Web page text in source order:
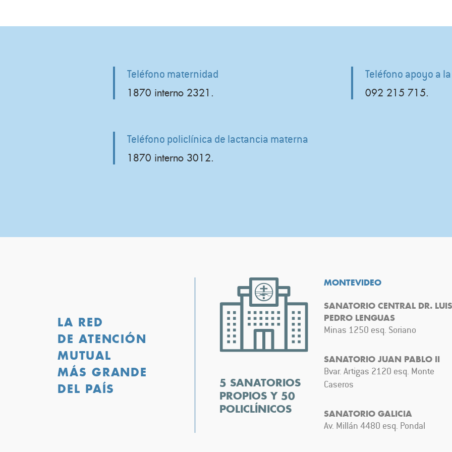
Teléfono maternidad
1870 interno 2321.
Teléfono apoyo a
092 215 715.
Teléfono policlínica de lactancia materna
1870 interno 3012.
LA RED
DE ATENCIÓN
MUTUAL
MÁS GRANDE
DEL PAÍS
5 SANATORIOS
PROPIOS Y 50
POLICLÍNICOS
MONTEVIDEO
SANATORIO CENTRAL DR. LUIS
PEDRO LENGUAS
Minas 1250 esq. Soriano
SANATORIO JUAN PABLO II
Bvar. Artigas 2120 esq. Monte
Caseros
SANATORIO GALICIA
Av. Millán 4480 esq. Pondal